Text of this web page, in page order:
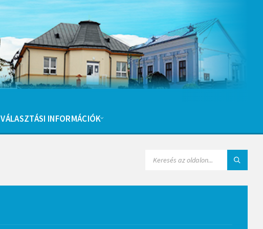
VÁLASZTÁSI INFORMÁCIÓK